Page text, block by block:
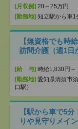
[月収例] 20～25万円
[勤務地] 知立駅から車1
【無資格でも時
訪問介護（週1日
[給 与] 時給1,830円～
[勤務地] 愛知県清須市
口駅）
【駅から車で5
りや見守りメイ